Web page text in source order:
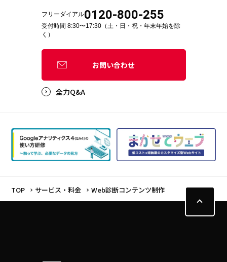
フリーダイアル0120-800-255
受付時間 8:30〜17:30（土・日・祝・年末年始を除
く）
お問い合わせ
全力Q&A
TOP サービス・料金 Web診断コンテンツ制作